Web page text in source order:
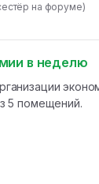
на форуме)
в неделю
5 помещений.